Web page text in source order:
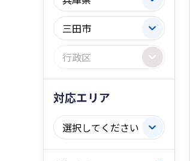
対応エリア